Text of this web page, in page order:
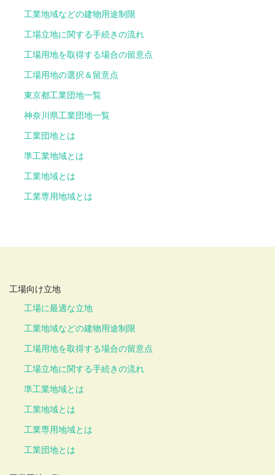
工業地域などの建物用途制限
工場立地に関する手続きの流れ
工場用地を取得する場合の留意点
工場用地の選択＆留意点
東京都工業団地一覧
神奈川県工業団地一覧
工業団地とは
準工業地域とは
工業地域とは
工業専用地域とは
工場向け立地
工場に最適な立地
工業地域などの建物用途制限
工場用地を取得する場合の留意点
工場立地に関する手続きの流れ
準工業地域とは
工業地域とは
工業専用地域とは
工業団地とは